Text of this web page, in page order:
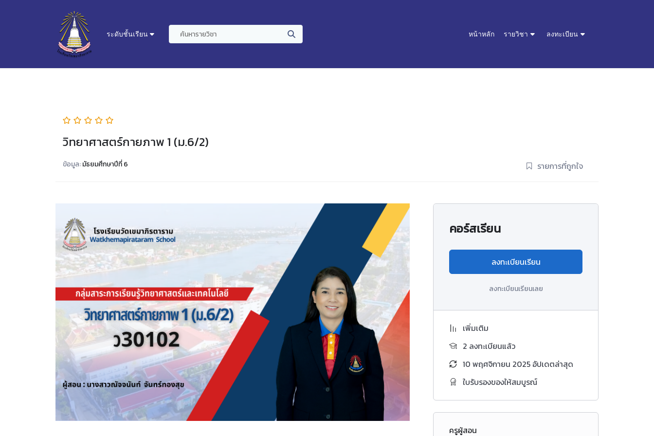
ระดับชั้นเรียน หน้าหลัก รายวิชา ลงทะเบียน
วิทยาศาสตร์กายภาพ 1 (ม.6/2)
ข้อมูล:มัธยมศึกษาปีที่ 6 รายการที่ถูกใจ
คอร์สเรียน
ลงทะเบียนเรียน
ลงทะเบียนเรียนเลย
เพิ่มเติม
2 ลงทะเบียนแล้ว
10 พฤศจิกายน 2025 อัปเดตล่าสุด
ใบรับรองของให้สมบูรณ์
ครูผู้สอน